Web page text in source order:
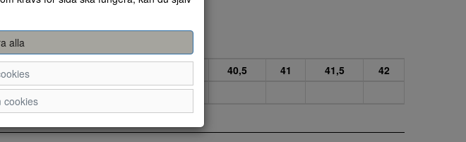
37 40,5 41 41,5
42
alla
cookies